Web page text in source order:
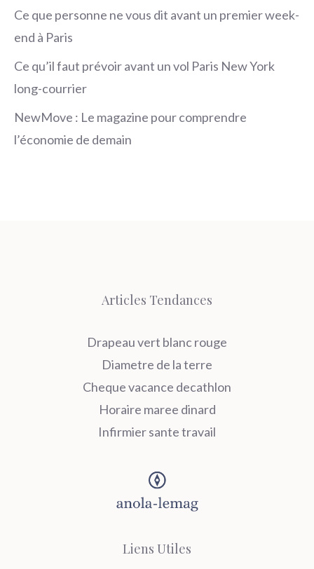
Ce que personne ne vous dit avant un premier week-
end à Paris
Ce qu’il faut prévoir avant un vol Paris New York
long-courrier
NewMove : Le magazine pour comprendre
l’économie de demain
Articles Tendances
Drapeau vert blanc rouge
Diametre de la terre
Cheque vacance decathlon
Horaire maree dinard
Infirmier sante travail
Liens Utiles